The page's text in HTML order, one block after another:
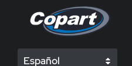
Español